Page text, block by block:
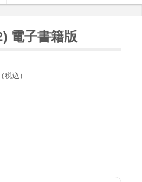
電子書籍版
税込）